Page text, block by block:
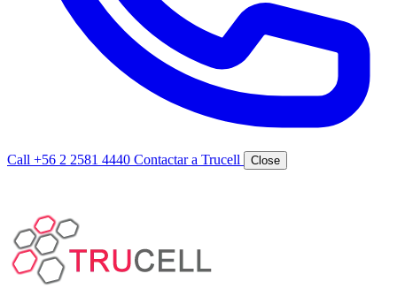
Call +56 2 2581 4440 Contactar a Trucell Close